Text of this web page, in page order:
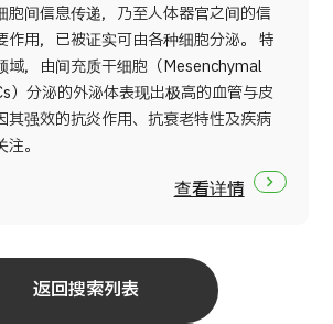
胞间信息传递，乃至人体器官之间的信
作用，已被证实可由各种细胞分泌。 特
域，由间充质干细胞（Mesenchymal
）分泌的外泌体表现出极高的血管与皮
其强效的抗炎作用、抗衰老特性及疾病
。
查看详情
返回搜索列表